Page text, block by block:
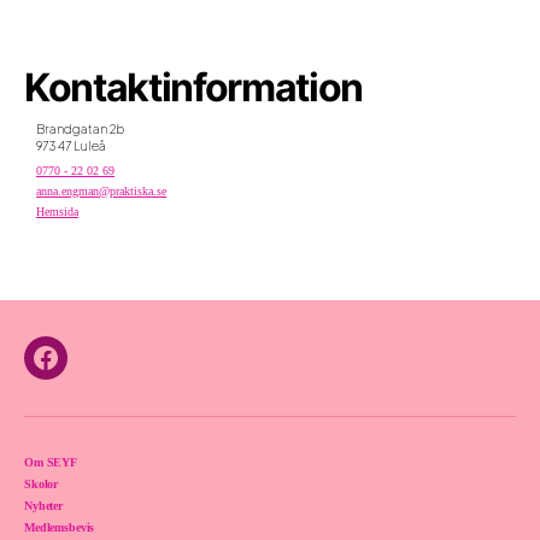
Kontaktinformation
Brandgatan 2b
973 47 Luleå
0770 - 22 02 69
anna.engman@praktiska.se
Hemsida
Facebook
Om SEYF
Skolor
Nyheter
Medlemsbevis